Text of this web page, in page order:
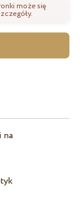
może się
na